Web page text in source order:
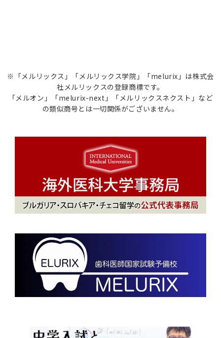
※「メルリックス」「メルリックス学院」「melurix」は株式会
社メルリックスの登録商標です。
「メルオン」「melurix-next」「メルリックスネクスト」など
の類似商号とは一切関係がございません。